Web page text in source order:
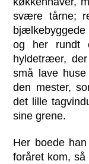
svære tårne;
og her rundt
hyldetræer,
små lave
den mester,
det lille
sine grene.
Her boede
foråret kom,